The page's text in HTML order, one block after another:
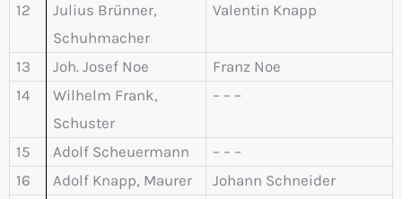
12
Julius Brünner,
Schuhmacher
Valentin Knapp
13 Joh. Josef Noe
Franz Noe
14
Wilhelm Frank,
Schuster
– – –
15 Adolf Scheuermann
– – –
16
Adolf Knapp, Maurer
Johann Schneider